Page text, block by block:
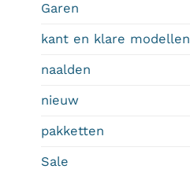
Garen
kant en klare modellen
naalden
nieuw
pakketten
Sale